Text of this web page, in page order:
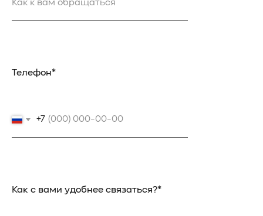
Телефон*
+7
Как с вами удобнее связаться?*